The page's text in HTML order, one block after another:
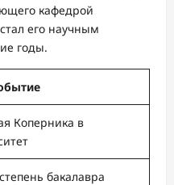
кафедрой
его научным
годы.
Коперника в
бакалавра